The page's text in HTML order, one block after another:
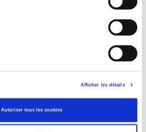
Afficher les détails
Autoriser tous les cookies
Thema: Politique et gouvernement